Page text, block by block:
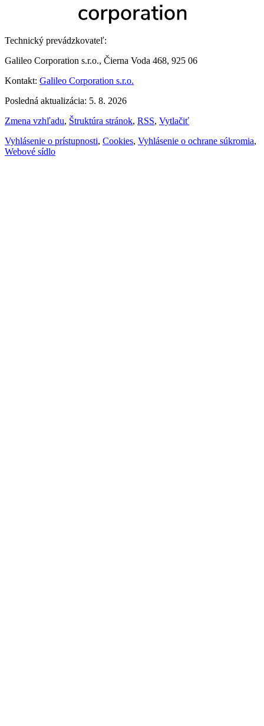
Technický prevádzkovateľ:
Galileo Corporation s.r.o., Čierna Voda 468, 925 06
Kontakt: Galileo Corporation s.r.o.
Posledná aktualizácia: 5. 8. 2026
Zmena vzhľadu, Štruktúra stránok, RSS, Vytlačiť
Vyhlásenie o prístupnosti, Cookies, Vyhlásenie o ochrane súkromia,
Webové sídlo